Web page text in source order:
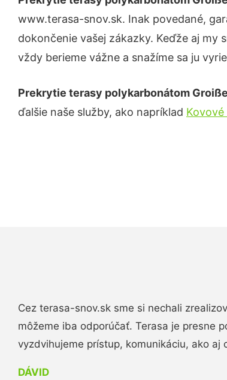
www.terasa-snov.sk. Inak povedané,
dokončenie vašej zákazky. Keďže aj my
vždy berieme vážne a snažíme sa ju
Prekrytie terasy polykarbonátom
ďalšie naše služby, ako napríklad
Cez terasa-snov.sk sme si nechali
môžeme iba odporúčať. Terasa je presne
vyzdvihujeme prístup, komunikáciu, ako aj
DÁVID